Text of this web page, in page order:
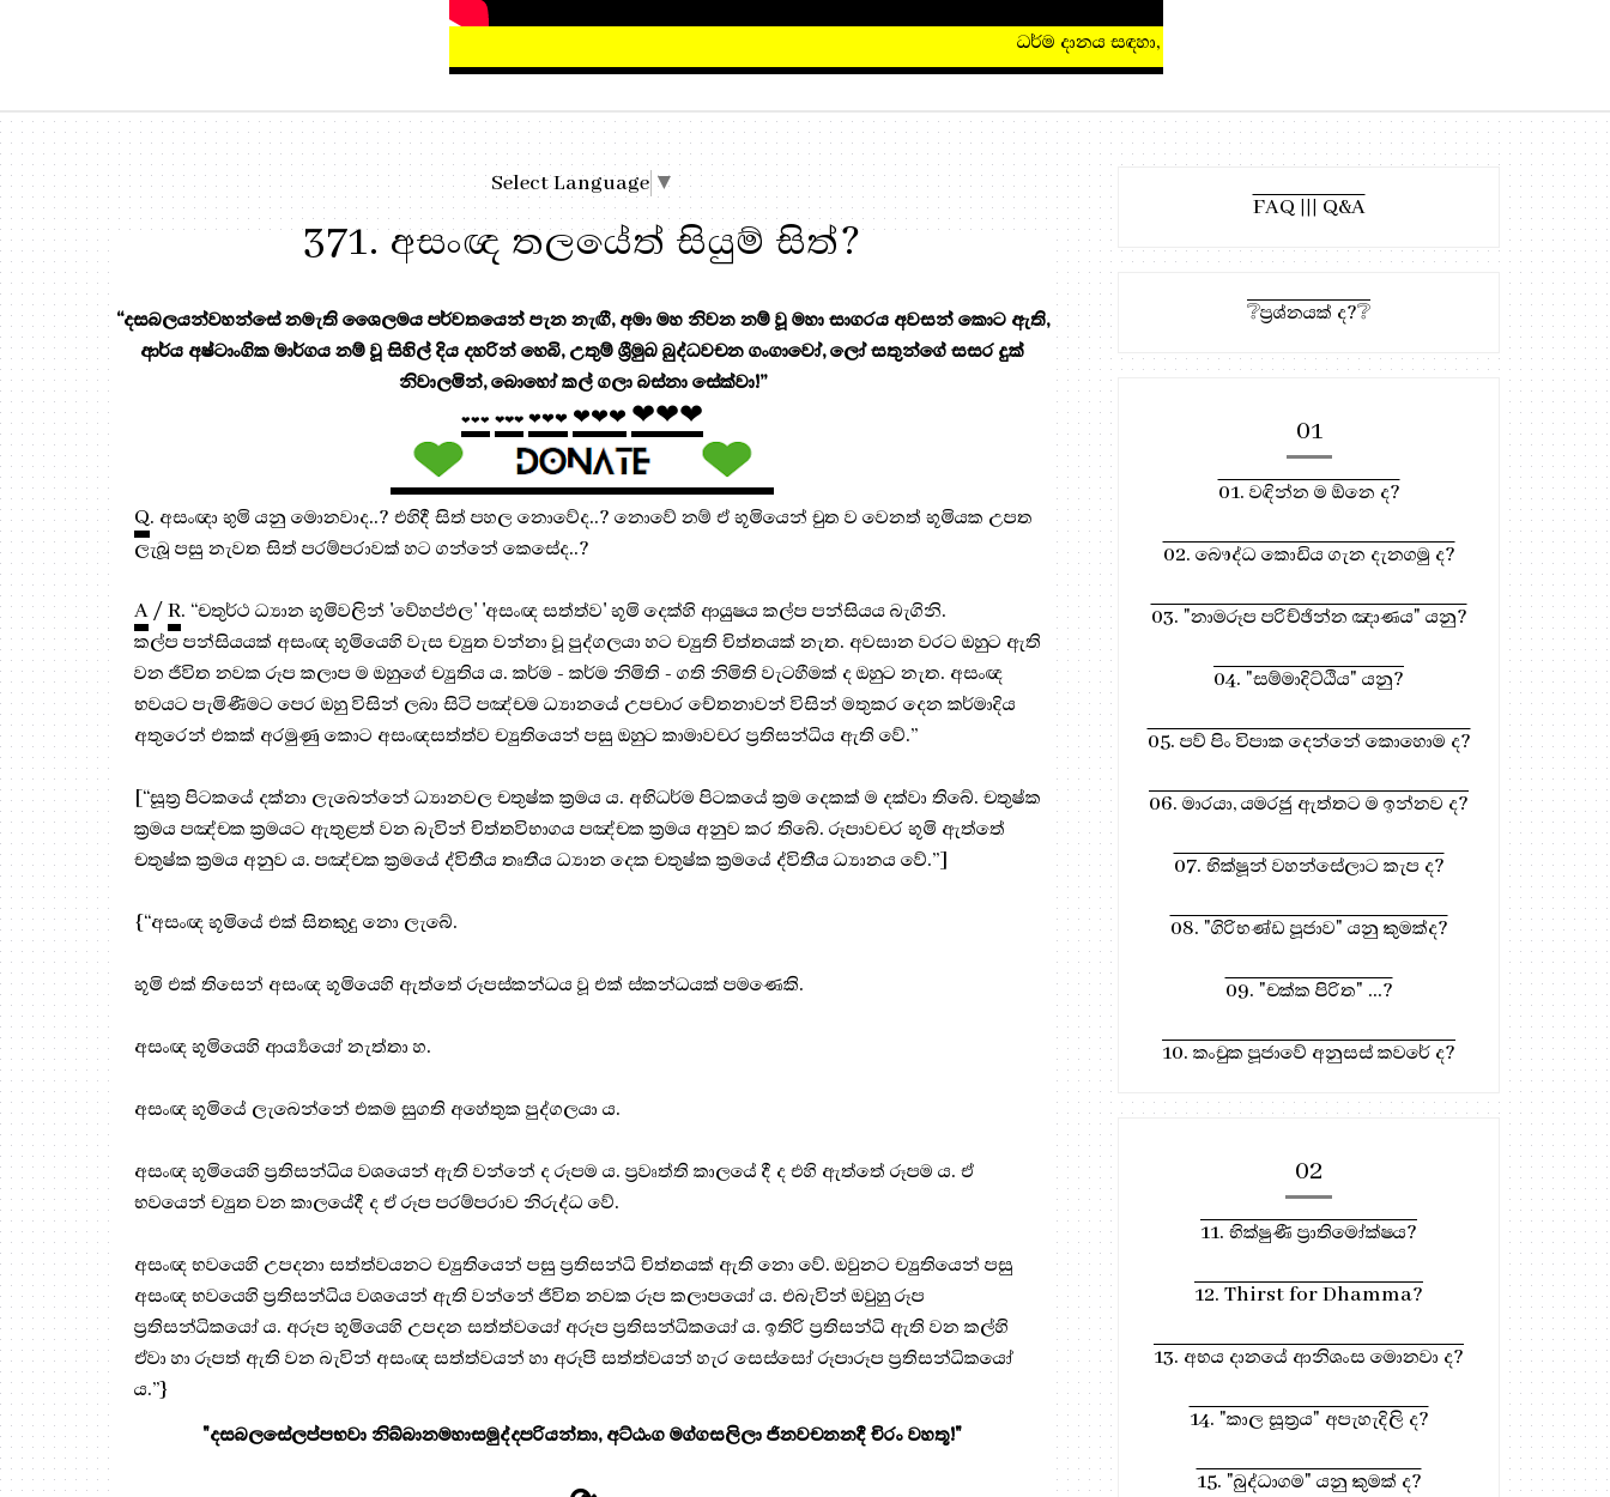
ධර්ම දානය සඳහා, මෙතැන ඔබන්න!
Select Language ▼
371. අසංඥ තලයේත් සියුම් සිත්?
“දසබලයන්වහන්සේ නමැති ශෛලමය පර්වතයෙන් පැන නැඟී, අමා මහ නිවන නම් වූ මහා සාගරය අවසන් කොට ඇති,
ආර්ය අෂ්ටාංගික මාර්ගය නම් වූ සිහිල් දිය දහරින් හෙබි, උතුම් ශ්‍රීමුඛ බුද්ධවචන ගංගාවෝ, ලෝ සතුන්ගේ සසර දුක්
නිවාලමින්, බොහෝ කල් ගලා බස්නා සේක්වා!”
❤❤❤ ❤❤❤ ❤❤❤ ❤❤❤ ❤❤❤
Q. අසංඥා භුමි යනු මොනවාද..? එහිදී සිත් පහල නොවේද..? නොවේ නම් ඒ භූමියෙන් චුත ව වෙනත් භූමියක උපත
ලැබූ පසු නැවත සිත් පරම්පරාවක් හට ගන්නේ කෙසේද..?
A /R. “චතුර්ථ ධ්‍යාන භූමිවලින් 'වේහප්ඵල' 'අසංඥ සත්ත්ව' භූමි දෙක්හි ආයුෂය කල්ප පන්සියය බැගිනි.
කල්ප පන්සියයක් අසංඥ භූමියෙහි වැස ච්‍යුත වන්නා වූ පුද්ගලයා හට ච්‍යුති චිත්තයක් නැත. අවසාන වරට ඔහුට ඇති
වන ජීවිත නවක රූප කලාප ම ඔහුගේ ච්‍යුතිය ය. කර්ම - කර්ම නිමිති - ගති නිමිති වැටහීමක් ද ඔහුට නැත. අසංඥ
භවයට පැමිණීමට පෙර ඔහු විසින් ලබා සිටි පඤ්චම ධ්‍යානයේ උපචාර චේතනාවන් විසින් මතුකර දෙන කර්මාදිය
අතුරෙන් එකක් අරමුණු කොට අසංඥසත්ත්ව ච්‍යුතියෙන් පසු ඔහුට කාමාවචර ප්‍ර‍තිසන්ධිය ඇති වේ.”
[“සූත්‍ර‍‍ පිටකයේ දක්නා ලැබෙන්නේ ධ්‍යානවල චතුෂ්ක ක්‍ර‍මය ය. අභිධර්ම පිටකයේ ක්‍ර‍ම දෙකක් ම දක්වා තිබේ. චතුෂ්ක
ක්‍ර‍මය පඤ්චක ක්‍ර‍මයට ඇතුළත් වන බැවින් චිත්තවිභාගය පඤ්චක ක්‍ර‍මය අනුව කර තිබේ. රූපාවචර භූමි ඇත්තේ
චතුෂ්ක ක්‍ර‍මය අනුව ය. පඤ්චක ක්‍ර‍මයේ ද්විතීය තෘතීය ධ්‍යාන දෙක චතුෂ්ක ක්‍ර‍මයේ ද්විතීය ධ්‍යානය වේ.”]
{“අසංඥ භූමියේ එක් සිතකුදු නො ලැබේ.
භූමි එක් තිසෙන් අසංඥ භූමියෙහි ඇත්තේ රූපස්කන්ධය වූ එක් ස්කන්ධයක් පමණෙකි.
අසංඥ භූමියෙහි ආර්‍ය්‍යයෝ නැත්තා හ.
අසංඥ භූමියේ ලැබෙන්නේ එකම සුගති අහේතුක පුද්ගලයා ය.
අසංඥ භූමියෙහි ප්‍ර‍තිසන්ධිය වශයෙන් ඇති වන්නේ ද රූපම ය. ප්‍ර‍වෘත්ති කාලයේ දී ද එහි ඇත්තේ රූපම ය. ඒ
භවයෙන් ච්‍යුත වන කාලයේදී ද ඒ රූප පරම්පරාව නිරුද්ධ වේ.
අසංඥ භවයෙහි උපදනා සත්ත්වයනට ච්‍යුතියෙන් පසු ප්‍ර‍තිසන්ධි චිත්තයක් ඇති නො වේ. ඔවුනට ච්‍යුතියෙන් පසු
අසංඥ භවයෙහි ප්‍ර‍තිසන්ධිය වශයෙන් ඇති වන්නේ ජීවිත නවක රූප කලාපයෝ ය. එබැවින් ඔවුහු රූප
ප්‍ර‍තිසන්ධිකයෝ ය. අරූප භූමියෙහි උපදන සත්ත්වයෝ අරූප ප්‍ර‍තිසන්ධිකයෝ ය. ඉතිරි ප්‍රතිසන්ධි ඇති වන කල්හි
ඒවා හා රූපත් ඇති වන බැවින් අසංඥ සත්ත්වයන් හා අරූපී සත්ත්වයන් හැර සෙස්සෝ රූපාරූප ප්‍ර‍තිසන්ධිකයෝ
ය.”}
"දසබලසේලප්පභවා නිබ්බානමහාසමුද්දපරියන්තා, අට්ඨංග මග්ගසලිලා ජිනවචනනදී චිරං වහතූ!"
FAQ ||| Q&A
❔ප්‍රශ්නයක් ද?❔
01
01. වඳින්න ම ඕනෙ ද?
02. බෞද්ධ කොඩිය ගැන දැනගමු ද?
03. "නාමරූප පරිච්ඡින්න ඤාණය" යනු?
04. "සම්මාදිට්ඨිය" යනු?
05. පව් පිං විපාක දෙන්නේ කොහොම ද?
06. මාරයා, යමරජු ඇත්තට ම ඉන්නව ද?
07. භික්ෂූන් වහන්සේලාට කැප ද?
08. "ගිරිභණ්ඩ පූජාව" යනු කුමක්ද?
09. "චක්ක පිරිත" ...?
10. කංචුක පූජාවේ අනුසස් කවරේ ද?
02
11. භික්ෂුණී ප්‍රාතිමෝක්ෂය?
12. Thirst for Dhamma?
13. අභය දානයේ ආනිශංස මොනවා ද?
14. "කාල සූත්‍රය" අපැහැදිලි ද?
15. "බුද්ධාගම" යනු කුමක් ද?